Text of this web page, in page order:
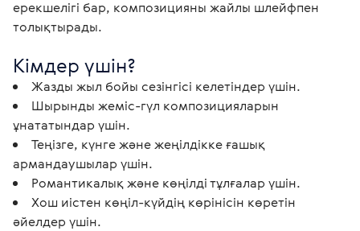
ерекшелігі бар, композицияны жайлы шлейфпен
толықтырады.
Кімдер үшін?
Жазды жыл бойы сезінгісі келетіндер үшін.
Шырынды жеміс-гүл композицияларын
ұнататындар үшін.
Теңізге, күнге және жеңілдікке ғашық
армандаушылар үшін.
Романтикалық және көңілді тұлғалар үшін.
Хош иістен көңіл-күйдің көрінісін көретін
әйелдер үшін.